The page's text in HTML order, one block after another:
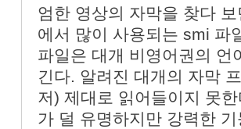
엄한 영상의 자막을 찾다
에서 많이 사용되는 smi 파
파일은 대개 비영어권의 언
긴다. 알려진 대개의 자막
저) 제대로 읽어들이지 못
가 덜 유명하지만 강력한 기